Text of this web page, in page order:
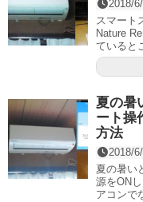
2018/
スマート
Nature
ていると
夏の暑
ート操
方法
2018/
夏の暑い
源をON
アコンで